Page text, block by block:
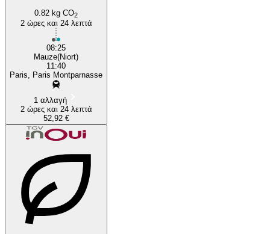
0.82 kg CO2
2 ώρες και 24 λεπτά
08:25
Mauze(Niort)
11:40
Paris, Paris Montparnasse
1 αλλαγή
2 ώρες και 24 λεπτά
52,92 €